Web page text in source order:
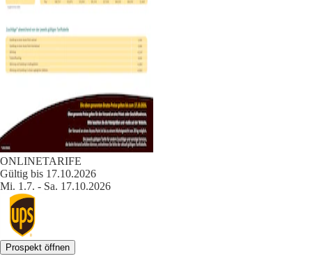
ONLINETARIFE
Gültig bis 17.10.2026
Mi. 1.7. - Sa. 17.10.2026
Prospekt öffnen